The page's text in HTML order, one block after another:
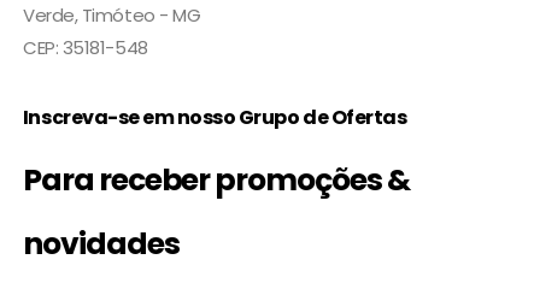
Verde, Timóteo - MG
CEP: 35181-548
Inscreva-se em nosso Grupo de Ofertas
Para receber promoções &
novidades